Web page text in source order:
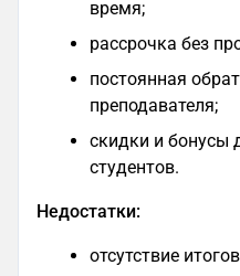
время;
рассрочка без
постоянная
преподавателя;
скидки и бонусы
студентов.
Недостатки:
отсутствие